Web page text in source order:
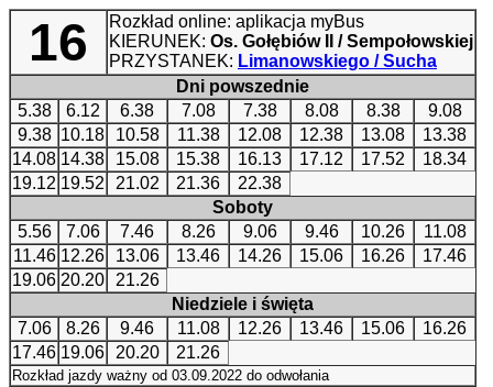
16
Rozkład online: aplikacja myBus
KIERUNEK: Os. Gołębiów II / Sempołowskiej
PRZYSTANEK: Limanowskiego / Sucha
Dni powszednie
5.38
6.12 6.38 7.08 7.38 8.08 8.38
9.08
9.38 10.18 10.58 11.38 12.08 12.38 13.08
13.38
14.08 14.38 15.08 15.38 16.13 17.12 17.52
18.34
19.12 19.52 21.02 21.36
22.38
Soboty
5.56
7.06 7.46 8.26 9.06 9.46 10.26
11.08
11.46 12.26 13.06 13.46 14.26 15.06 16.26
17.46
19.06 20.20
21.26
Niedziele i święta
7.06
8.26 9.46 11.08 12.26 13.46 15.06
16.26
17.46 19.06 20.20 21.26
Rozkład jazdy ważny od 03.09.2022 do odwołania